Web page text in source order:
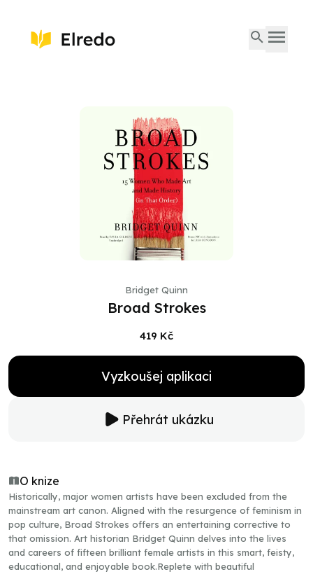
Bridget Quinn
Broad Strokes
419 Kč
Vyzkoušej aplikaci
Přehrát ukázku
O knize
Historically, major women artists have been excluded from the
mainstream art canon. Aligned with the resurgence of feminism in
pop culture, Broad Strokes offers an entertaining corrective to
that omission. Art historian Bridget Quinn delves into the lives
and careers of fifteen brilliant female artists in this smart, feisty,
educational, and enjoyable book.Replete with beautiful